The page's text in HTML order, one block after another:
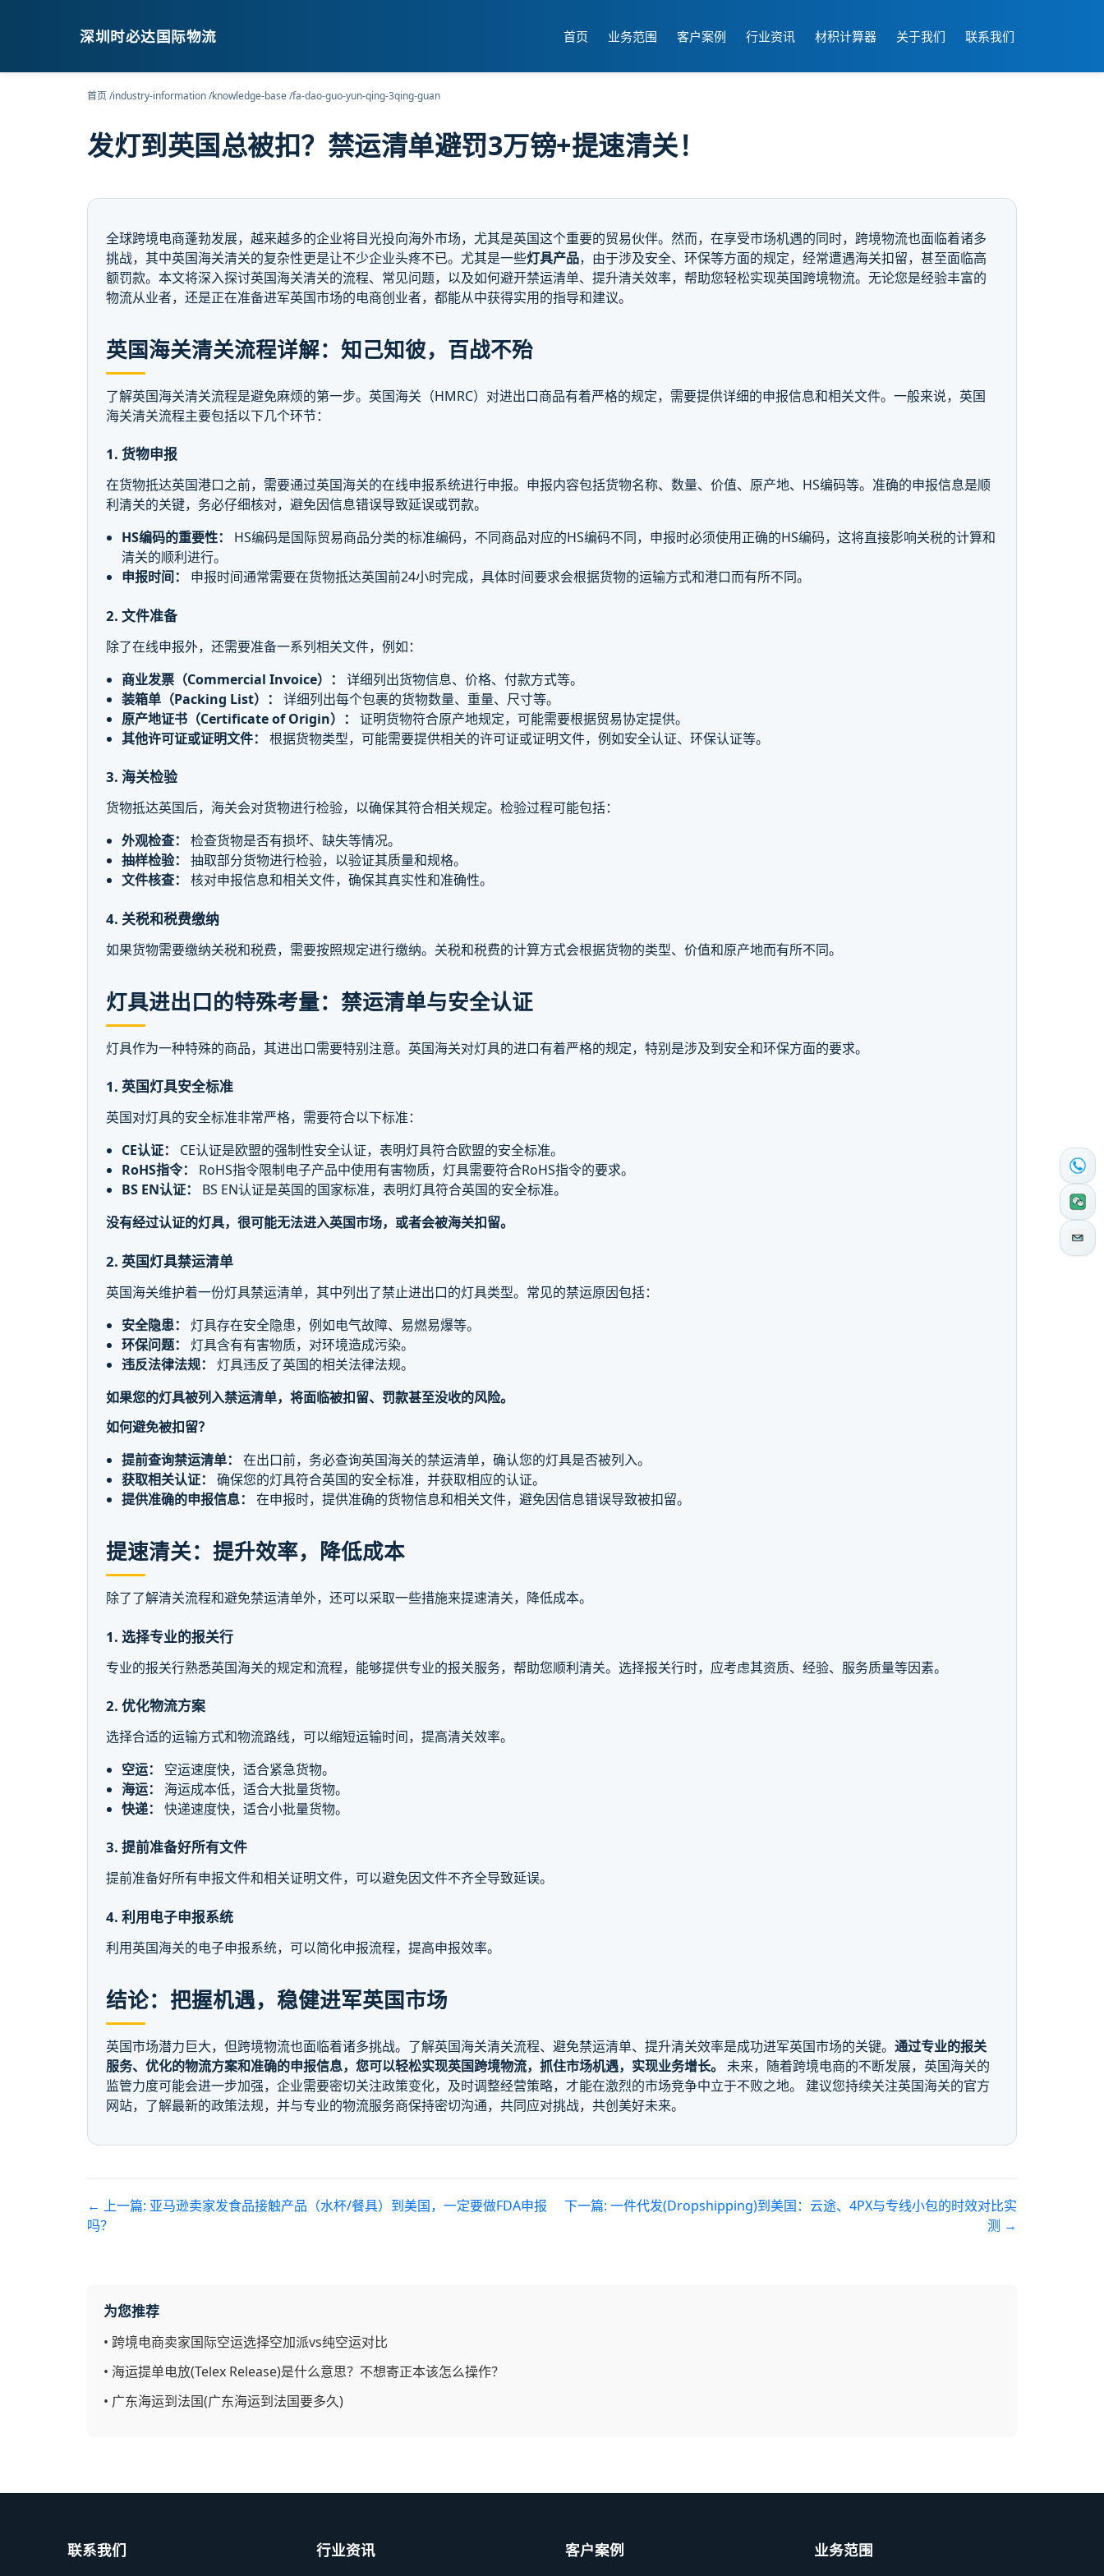
深圳时必达国际物流 首页 业务范围 客户案例 行业资讯 材积计算器 关于我们 联系我们
首页/industry-information/knowledge-base/fa-dao-guo-yun-qing-3qing-guan
发灯到英国总被扣？禁运清单避罚3万镑+提速清关！
全球跨境电商蓬勃发展，越来越多的企业将目光投向海外市场，尤其是英国这个重要的贸易伙伴。然而，在享受市场机遇的同时，跨境物流也面临着诸多
挑战，其中英国海关清关的复杂性更是让不少企业头疼不已。尤其是一些灯具产品，由于涉及安全、环保等方面的规定，经常遭遇海关扣留，甚至面临高
额罚款。本文将深入探讨英国海关清关的流程、常见问题，以及如何避开禁运清单、提升清关效率，帮助您轻松实现英国跨境物流。无论您是经验丰富的
物流从业者，还是正在准备进军英国市场的电商创业者，都能从中获得实用的指导和建议。
英国海关清关流程详解：知己知彼，百战不殆
了解英国海关清关流程是避免麻烦的第一步。英国海关（HMRC）对进出口商品有着严格的规定，需要提供详细的申报信息和相关文件。一般来说，英国
海关清关流程主要包括以下几个环节：
1. 货物申报
在货物抵达英国港口之前，需要通过英国海关的在线申报系统进行申报。申报内容包括货物名称、数量、价值、原产地、HS编码等。准确的申报信息是顺
利清关的关键，务必仔细核对，避免因信息错误导致延误或罚款。
HS编码的重要性：
HS编码是国际贸易商品分类的标准编码，不同商品对应的HS编码不同，申报时必须使用正确的HS编码，这将直接影响关税的计算和
清关的顺利进行。
申报时间：
申报时间通常需要在货物抵达英国前24小时完成，具体时间要求会根据货物的运输方式和港口而有所不同。
2. 文件准备
除了在线申报外，还需要准备一系列相关文件，例如：
商业发票（Commercial Invoice）：
详细列出货物信息、价格、付款方式等。
装箱单（Packing List）：
详细列出每个包裹的货物数量、重量、尺寸等。
原产地证书（Certificate of Origin）：
证明货物符合原产地规定，可能需要根据贸易协定提供。
其他许可证或证明文件：
根据货物类型，可能需要提供相关的许可证或证明文件，例如安全认证、环保认证等。
3. 海关检验
货物抵达英国后，海关会对货物进行检验，以确保其符合相关规定。检验过程可能包括：
外观检查：
检查货物是否有损坏、缺失等情况。
抽样检验：
抽取部分货物进行检验，以验证其质量和规格。
文件核查：
核对申报信息和相关文件，确保其真实性和准确性。
4. 关税和税费缴纳
如果货物需要缴纳关税和税费，需要按照规定进行缴纳。关税和税费的计算方式会根据货物的类型、价值和原产地而有所不同。
灯具进出口的特殊考量：禁运清单与安全认证
灯具作为一种特殊的商品，其进出口需要特别注意。英国海关对灯具的进口有着严格的规定，特别是涉及到安全和环保方面的要求。
1. 英国灯具安全标准
英国对灯具的安全标准非常严格，需要符合以下标准：
CE认证：
CE认证是欧盟的强制性安全认证，表明灯具符合欧盟的安全标准。
RoHS指令：
RoHS指令限制电子产品中使用有害物质，灯具需要符合RoHS指令的要求。
BS EN认证：
BS EN认证是英国的国家标准，表明灯具符合英国的安全标准。
没有经过认证的灯具，很可能无法进入英国市场，或者会被海关扣留。
2. 英国灯具禁运清单
英国海关维护着一份灯具禁运清单，其中列出了禁止进出口的灯具类型。常见的禁运原因包括：
安全隐患：
灯具存在安全隐患，例如电气故障、易燃易爆等。
环保问题：
灯具含有有害物质，对环境造成污染。
违反法律法规：
灯具违反了英国的相关法律法规。
如果您的灯具被列入禁运清单，将面临被扣留、罚款甚至没收的风险。
如何避免被扣留？
提前查询禁运清单：
在出口前，务必查询英国海关的禁运清单，确认您的灯具是否被列入。
获取相关认证：
确保您的灯具符合英国的安全标准，并获取相应的认证。
提供准确的申报信息：
在申报时，提供准确的货物信息和相关文件，避免因信息错误导致被扣留。
提速清关：提升效率，降低成本
除了了解清关流程和避免禁运清单外，还可以采取一些措施来提速清关，降低成本。
1. 选择专业的报关行
专业的报关行熟悉英国海关的规定和流程，能够提供专业的报关服务，帮助您顺利清关。选择报关行时，应考虑其资质、经验、服务质量等因素。
2. 优化物流方案
选择合适的运输方式和物流路线，可以缩短运输时间，提高清关效率。
空运：
空运速度快，适合紧急货物。
海运：
海运成本低，适合大批量货物。
快递：
快递速度快，适合小批量货物。
3. 提前准备好所有文件
提前准备好所有申报文件和相关证明文件，可以避免因文件不齐全导致延误。
4. 利用电子申报系统
利用英国海关的电子申报系统，可以简化申报流程，提高申报效率。
结论：把握机遇，稳健进军英国市场
英国市场潜力巨大，但跨境物流也面临着诸多挑战。了解英国海关清关流程、避免禁运清单、提升清关效率是成功进军英国市场的关键。通过专业的报关
服务、优化的物流方案和准确的申报信息，您可以轻松实现英国跨境物流，抓住市场机遇，实现业务增长。 未来，随着跨境电商的不断发展，英国海关的
监管力度可能会进一步加强，企业需要密切关注政策变化，及时调整经营策略，才能在激烈的市场竞争中立于不败之地。 建议您持续关注英国海关的官方
网站，了解最新的政策法规，并与专业的物流服务商保持密切沟通，共同应对挑战，共创美好未来。
← 上一篇: 亚马逊卖家发食品接触产品（水杯/餐具）到美国，一定要做FDA申报
吗？
下一篇: 一件代发(Dropshipping)到美国：云途、4PX与专线小包的时效对比实
测 →
为您推荐
• 跨境电商卖家国际空运选择空加派vs纯空运对比
• 海运提单电放(Telex Release)是什么意思？不想寄正本该怎么操作？
• 广东海运到法国(广东海运到法国要多久)
联系我们 行业资讯 客户案例 业务范围